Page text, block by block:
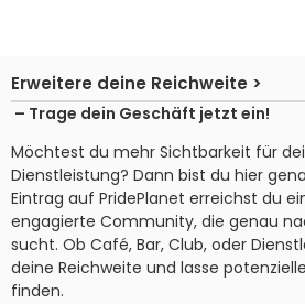
Erweitere deine Reichweite >
– Trage dein Geschäft jetzt ein!
Möchtest du mehr Sichtbarkeit für
Dienstleistung? Dann bist du hier
Eintrag auf PridePlanet erreichst du
engagierte Community, die genau
sucht. Ob Café, Bar, Club, oder
deine Reichweite und lasse
finden.